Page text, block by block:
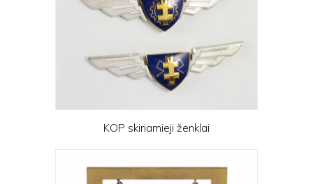
KOP skiriamieji ženklai